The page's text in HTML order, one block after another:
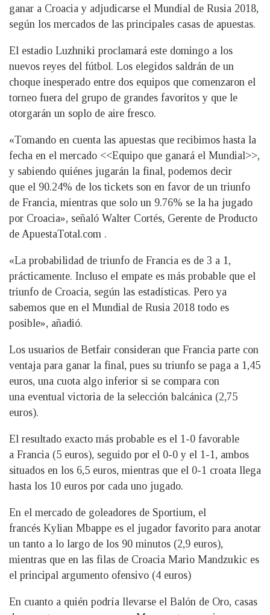
ganar a Croacia y adjudicarse el Mundial de Rusia 2018,
según los mercados de las principales casas de apuestas.
El estadio Luzhniki proclamará este domingo a los
nuevos reyes del fútbol. Los elegidos saldrán de un
choque inesperado entre dos equipos que comenzaron el
torneo fuera del grupo de grandes favoritos y que le
otorgarán un soplo de aire fresco.
«Tomando en cuenta las apuestas que recibimos hasta la
fecha en el mercado <<Equipo que ganará el Mundial>>,
y sabiendo quiénes jugarán la final, podemos decir
que el 90.24% de los tickets son en favor de un triunfo
de Francia, mientras que solo un 9.76% se la ha jugado
por Croacia», señaló Walter Cortés, Gerente de Producto
de ApuestaTotal.com .
«La probabilidad de triunfo de Francia es de 3 a 1,
prácticamente. Incluso el empate es más probable que el
triunfo de Croacia, según las estadísticas. Pero ya
sabemos que en el Mundial de Rusia 2018 todo es
posible», añadió.
Los usuarios de Betfair consideran que Francia parte con
ventaja para ganar la final, pues su triunfo se paga a 1,45
euros, una cuota algo inferior si se compara con
una eventual victoria de la selección balcánica (2,75
euros).
El resultado exacto más probable es el 1-0 favorable
a Francia (5 euros), seguido por el 0-0 y el 1-1, ambos
situados en los 6,5 euros, mientras que el 0-1 croata llega
hasta los 10 euros por cada uno jugado.
En el mercado de goleadores de Sportium, el
francés Kylian Mbappe es el jugador favorito para anotar
un tanto a lo largo de los 90 minutos (2,9 euros),
mientras que en las filas de Croacia Mario Mandzukic es
el principal argumento ofensivo (4 euros)
En cuanto a quién podría llevarse el Balón de Oro, casas